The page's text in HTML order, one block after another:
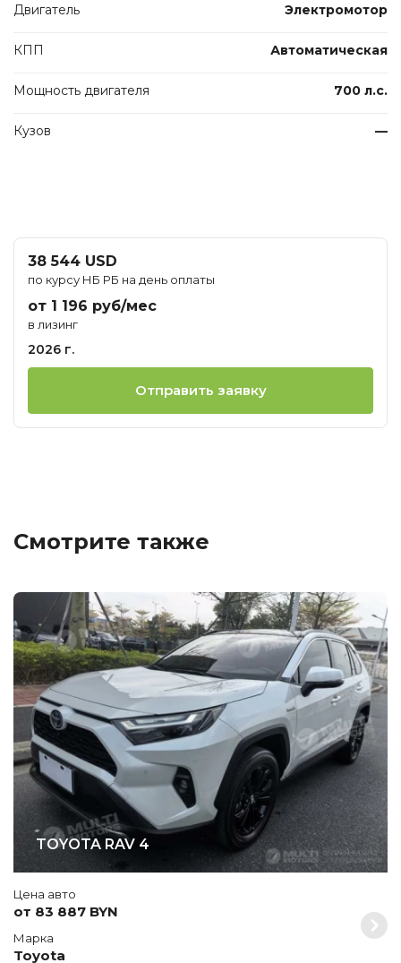
Двигатель Электромотор
КПП Автоматическая
Мощность двигателя 700 л.с.
Кузов —
38 544 USD
по курсу НБ РБ на день оплаты
от 1 196 руб/мес
в лизинг
2026 г.
Отправить заявку
Смотрите также
TOYOTA RAV 4
Цена авто
от 83 887 BYN
Марка
Toyota